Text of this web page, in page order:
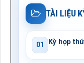
TÀI LIỆU
01 Kỳ họp